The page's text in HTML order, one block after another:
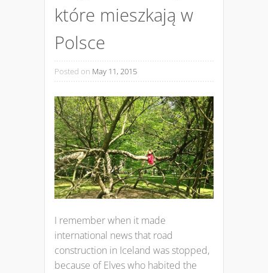
które mieszkają w
Polsce
Posted on May 11, 2015
I remember when it made
international news that road
construction in Iceland was stopped,
because of Elves who habited the